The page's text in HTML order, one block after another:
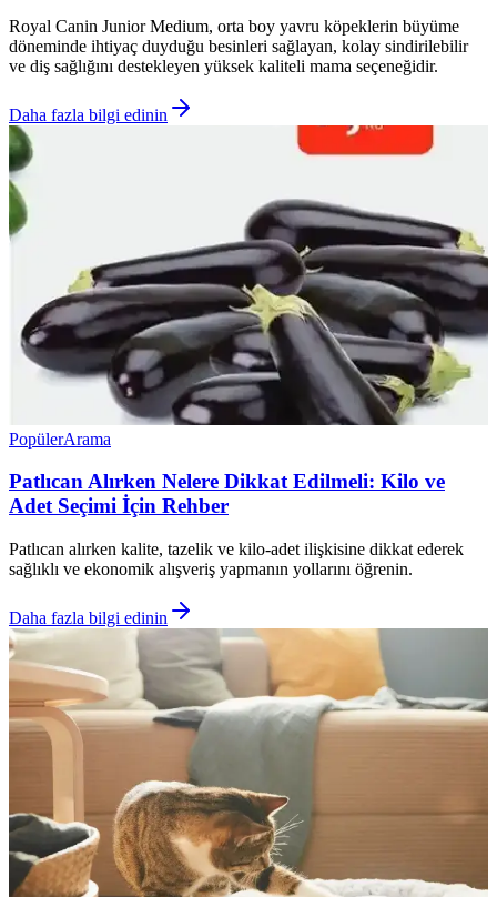
Royal Canin Junior Medium, orta boy yavru köpeklerin büyüme
döneminde ihtiyaç duyduğu besinleri sağlayan, kolay sindirilebilir
ve diş sağlığını destekleyen yüksek kaliteli mama seçeneğidir.
Daha fazla bilgi edinin
PopülerArama
Patlıcan Alırken Nelere Dikkat Edilmeli: Kilo ve
Adet Seçimi İçin Rehber
Patlıcan alırken kalite, tazelik ve kilo-adet ilişkisine dikkat ederek
sağlıklı ve ekonomik alışveriş yapmanın yollarını öğrenin.
Daha fazla bilgi edinin